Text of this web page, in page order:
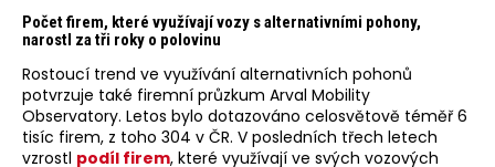
Počet firem, které využívají vozy s alternativními pohony,
narostl za tři roky o polovinu
Rostoucí trend ve využívání alternativních pohonů
potvrzuje také firemní průzkum Arval Mobility
Observatory. Letos bylo dotazováno celosvětově téměř 6
tisíc firem, z toho 304 v ČR. V posledních třech letech
vzrostl podíl firem, které využívají ve svých vozových